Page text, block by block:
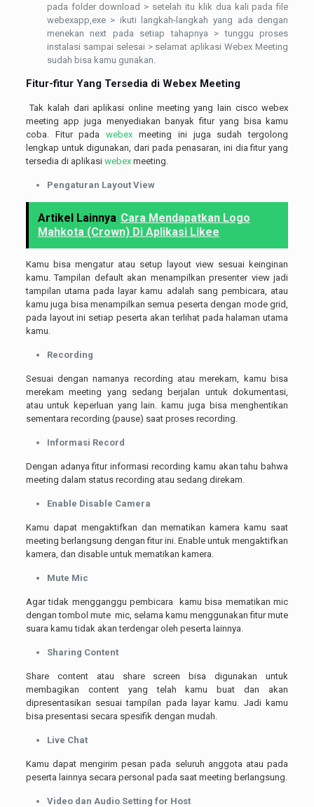
pada folder download > setelah itu klik dua kali pada file
webexapp,exe > ikuti langkah-langkah yang ada dengan
menekan next pada setiap tahapnya > tunggu proses
instalasi sampai selesai > selamat aplikasi Webex Meeting
sudah bisa kamu gunakan.
Fitur-fitur Yang Tersedia di Webex Meeting
Tak kalah dari aplikasi online meeting yang lain cisco webex
meeting app juga menyediakan banyak fitur yang bisa kamu
coba. Fitur padawebex meeting ini juga sudah tergolong
lengkap untuk digunakan, dari pada penasaran, ini dia fitur yang
tersedia di aplikasi webexmeeting.
Pengaturan Layout View
Artikel Lainnya Cara Mendapatkan Logo
Mahkota (Crown) Di Aplikasi Likee
Kamu bisa mengatur atau setup layout view sesuai keinginan
kamu. Tampilan default akan menampilkan presenter view jadi
tampilan utama pada layar kamu adalah sang pembicara, atau
kamu juga bisa menampilkan semua peserta dengan mode grid,
pada layout ini setiap peserta akan terlihat pada halaman utama
kamu.
Recording
Sesuai dengan namanya recording atau merekam, kamu bisa
merekam meeting yang sedang berjalan untuk dokumentasi,
atau untuk keperluan yang lain. kamu juga bisa menghentikan
sementara recording (pause) saat proses recording.
Informasi Record
Dengan adanya fitur informasi recording kamu akan tahu bahwa
meeting dalam status recording atau sedang direkam.
Enable Disable Camera
Kamu dapat mengaktifkan dan mematikan kamera kamu saat
meeting berlangsung dengan fitur ini. Enable untuk mengaktifkan
kamera, dan disable untuk mematikan kamera.
Mute Mic
Agar tidak mengganggu pembicara kamu bisa mematikan mic
dengan tombol mute mic, selama kamu menggunakan fitur mute
suara kamu tidak akan terdengar oleh peserta lainnya.
Sharing Content
Share content atau share screen bisa digunakan untuk
membagikan content yang telah kamu buat dan akan
dipresentasikan sesuai tampilan pada layar kamu. Jadi kamu
bisa presentasi secara spesifik dengan mudah.
Live Chat
Kamu dapat mengirim pesan pada seluruh anggota atau pada
peserta lainnya secara personal pada saat meeting berlangsung.
Video dan Audio Setting for Host